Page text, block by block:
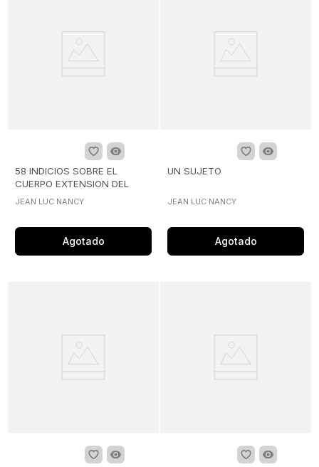
58 INDICIOS SOBRE EL
CUERPO EXTENSION DEL
ALMA
JEAN LUC NANCY
Agotado
UN SUJETO
JEAN LUC NANCY
Agotado